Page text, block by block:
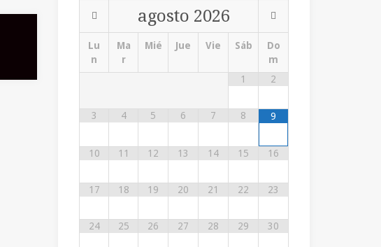
agosto 2026
Lu
n
Ma
r
Mié Jue Vie Sáb
Do
m
1
2
3 4 5 6 7 8 9
10 11 12 13 14 15 16
17 18 19 20 21 22 23
24 25 26 27 28 29 30